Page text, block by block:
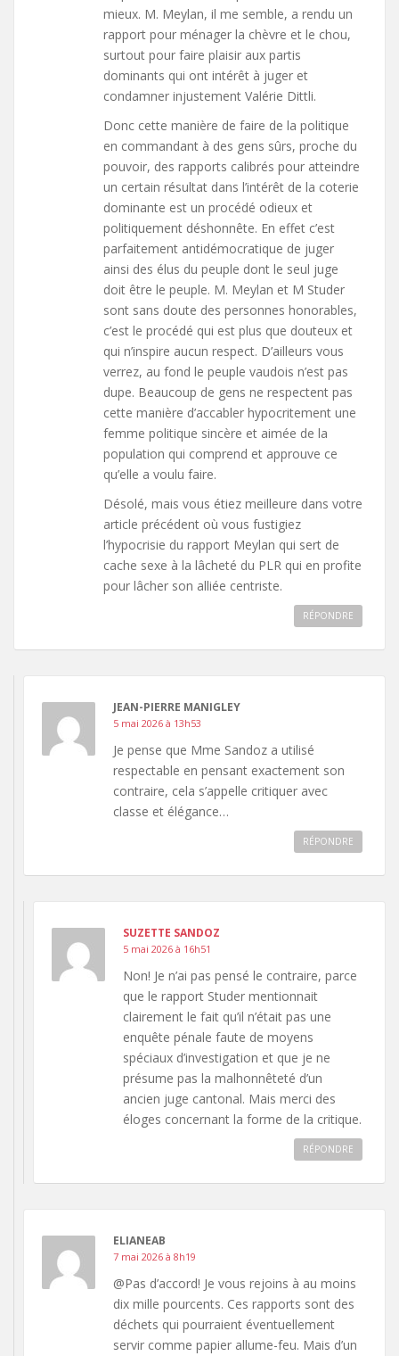
mieux. M. Meylan, il me semble, a rendu un
rapport pour ménager la chèvre et le chou,
surtout pour faire plaisir aux partis
dominants qui ont intérêt à juger et
condamner injustement Valérie Dittli.
Donc cette manière de faire de la politique
en commandant à des gens sûrs, proche du
pouvoir, des rapports calibrés pour atteindre
un certain résultat dans l’intérêt de la coterie
dominante est un procédé odieux et
politiquement déshonnête. En effet c’est
parfaitement antidémocratique de juger
ainsi des élus du peuple dont le seul juge
doit être le peuple. M. Meylan et M Studer
sont sans doute des personnes honorables,
c’est le procédé qui est plus que douteux et
qui n’inspire aucun respect. D’ailleurs vous
verrez, au fond le peuple vaudois n’est pas
dupe. Beaucoup de gens ne respectent pas
cette manière d’accabler hypocritement une
femme politique sincère et aimée de la
population qui comprend et approuve ce
qu’elle a voulu faire.
Désolé, mais vous étiez meilleure dans votre
article précédent où vous fustigiez
l’hypocrisie du rapport Meylan qui sert de
cache sexe à la lâcheté du PLR qui en profite
pour lâcher son alliée centriste.
RÉPONDRE
JEAN-PIERRE MANIGLEY
5 mai 2026 à 13h53
Je pense que Mme Sandoz a utilisé
respectable en pensant exactement son
contraire, cela s’appelle critiquer avec
classe et élégance…
RÉPONDRE
SUZETTE SANDOZ
5 mai 2026 à 16h51
Non! Je n’ai pas pensé le contraire, parce
que le rapport Studer mentionnait
clairement le fait qu’il n’était pas une
enquête pénale faute de moyens
spéciaux d’investigation et que je ne
présume pas la malhonnêteté d’un
ancien juge cantonal. Mais merci des
éloges concernant la forme de la critique.
RÉPONDRE
ELIANEAB
7 mai 2026 à 8h19
@Pas d’accord! Je vous rejoins à au moins
dix mille pourcents. Ces rapports sont des
déchets qui pourraient éventuellement
servir comme papier allume-feu. Mais d’un